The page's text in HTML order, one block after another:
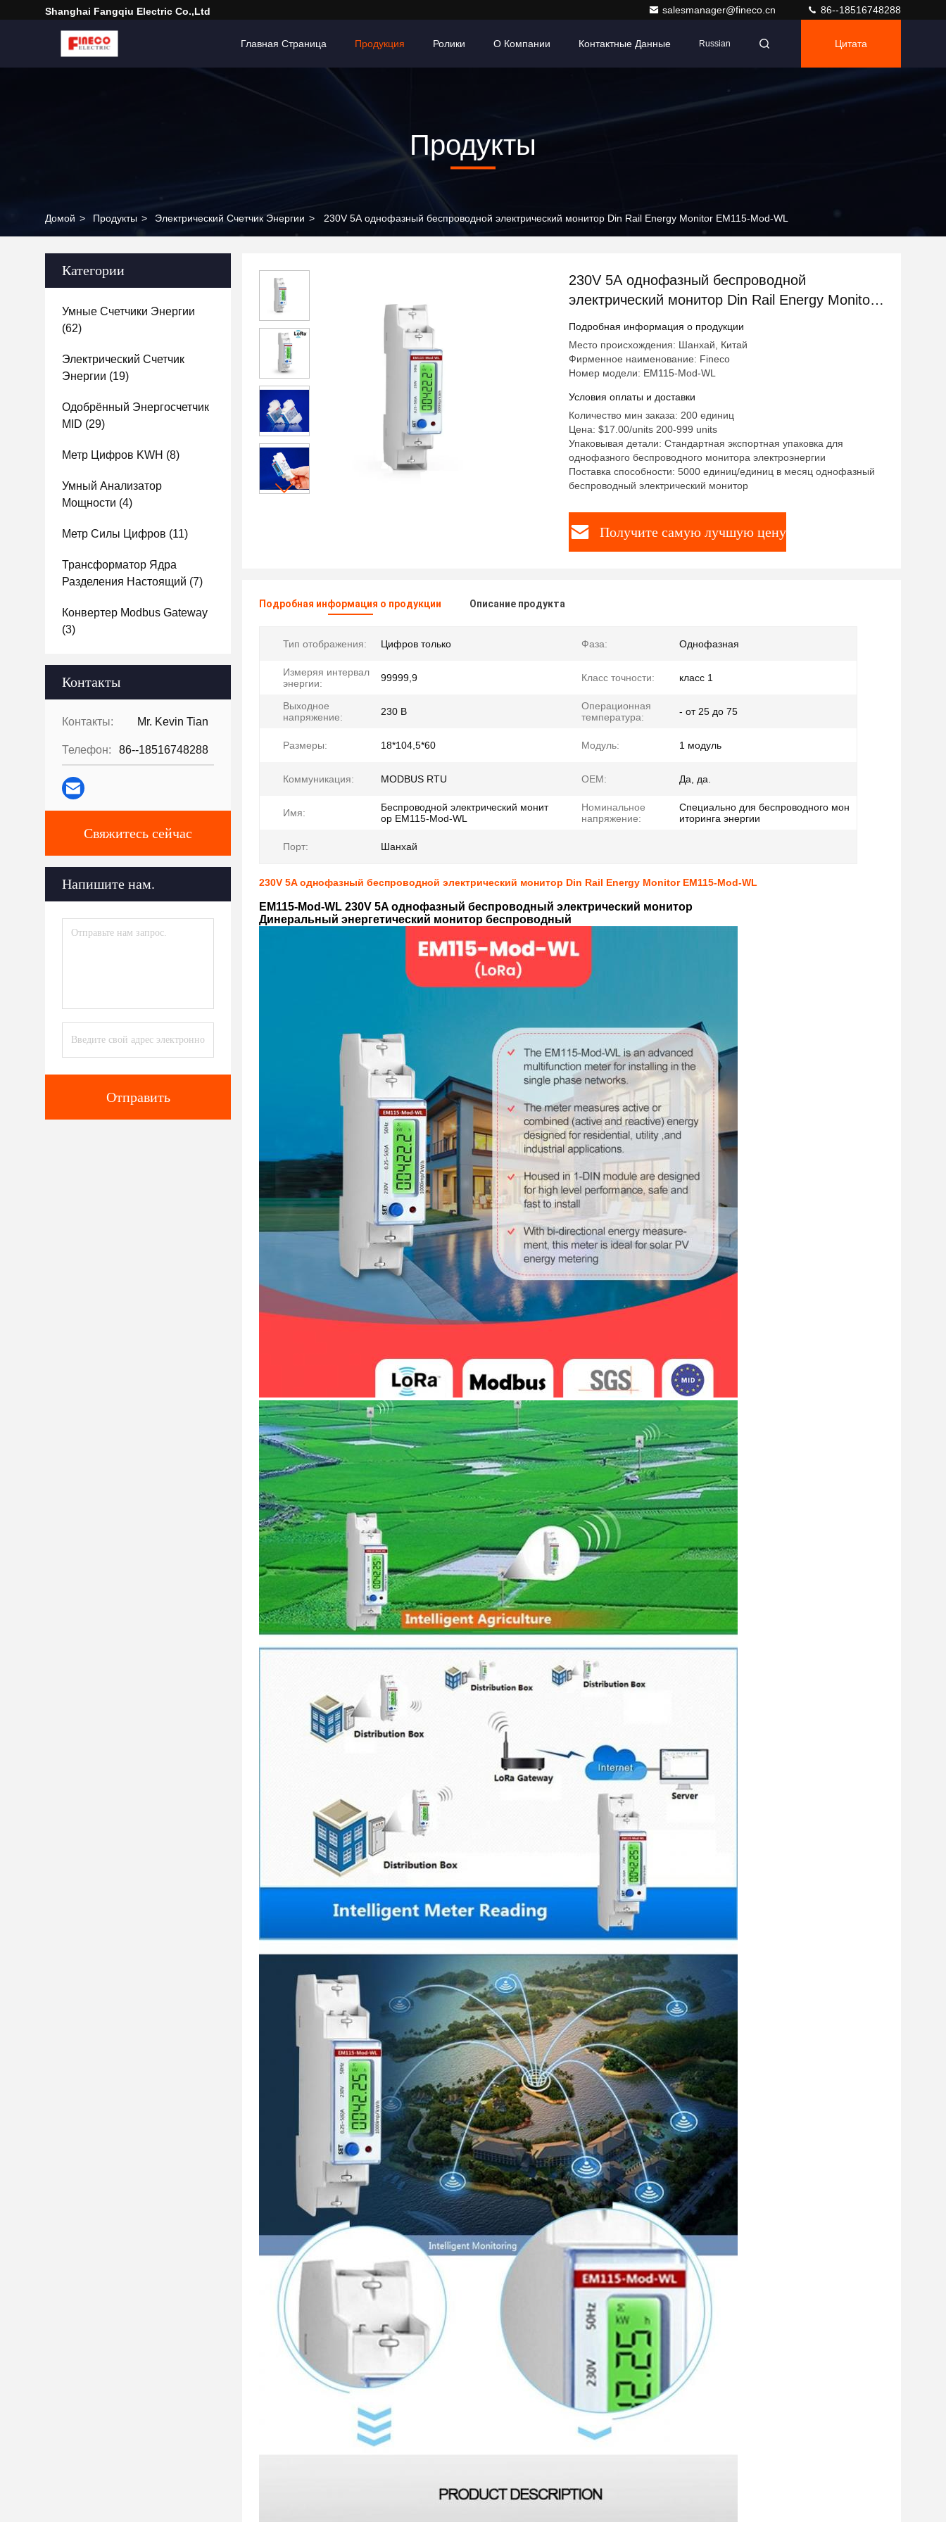
Shanghai Fangqiu Electric Co.,ltd salesmanager@fineco.cn 86--18516748288
Главная Страница Продукция Ролики О Компании Контактные Данные Russian Цитата
Продукты
Домой > Продукты > Электрический Счетчик Энергии > 230V 5A однофазный беспроводной электрический монитор Din Rail Energy Monitor EM115-Mod-WL
Категории
Умные Счетчики Энергии
(62)
Электрический Счетчик
Энергии (19)
Одобрённый Энергосчетчик
MID (29)
Метр Цифров KWH (8)
Умный Анализатор
Мощности (4)
Метр Силы Цифров (11)
Трансформатор Ядра
Разделения Настоящий (7)
Конвертер Modbus Gateway
(3)
Контакты
Контакты: Mr. Kevin Tian
Телефон: 86--18516748288
Свяжитесь сейчас
Напишите нам.
Отправить
230V 5A однофазный беспроводной
электрический монитор Din Rail Energy Monitor
EM115-Mod-WL
Подробная информация о продукции
Место происхождения: Шанхай, Китай
Фирменное наименование: Fineco
Номер модели: EM115-Mod-WL
Условия оплаты и доставки
Количество мин заказа: 200 единиц
Цена: $17.00/units 200-999 units
Упаковывая детали: Стандартная экспортная упаковка для
однофазного беспроводного монитора электроэнергии
Поставка способности: 5000 единиц/единиц в месяц однофазный
беспроводный электрический монитор
Получите самую лучшую цену
Подробная информация о продукции Описание продукта
Тип отображения: Цифров только Фаза: Однофазная
Измеряя интервал
энергии:
99999,9 Класс точности: класс 1
Выходное
напряжение:
230 В
Операционная
температура:
- от 25 до 75
Размеры: 18*104,5*60 Модуль: 1 модуль
Коммуникация: MODBUS RTU OEM: Да, да.
Имя:
Беспроводной электрический монит
ор EM115-Mod-WL
Номинальное
напряжение:
Специально для беспроводного мон
иторинга энергии
Порт: Шанхай
230V 5A однофазный беспроводной электрический монитор Din Rail Energy Monitor EM115-Mod-WL
EM115-Mod-WL 230V 5A однофазный беспроводный электрический монитор
Динеральный энергетический монитор беспроводный